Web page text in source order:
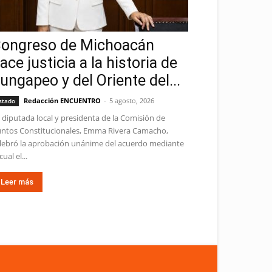
de Michoacán
justicia a la historia de
y del Oriente del...
Redacción ENCUENTRO - 5 agosto, 2026
diputada local y presidenta de la Comisión de
Constitucionales, Emma Rivera Camacho,
la aprobación unánime del acuerdo mediante
el...
Leer más